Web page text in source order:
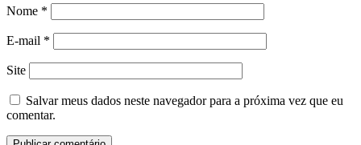
Nome *
E-mail *
Site
Salvar meus dados neste navegador para a próxima vez que eu
comentar.